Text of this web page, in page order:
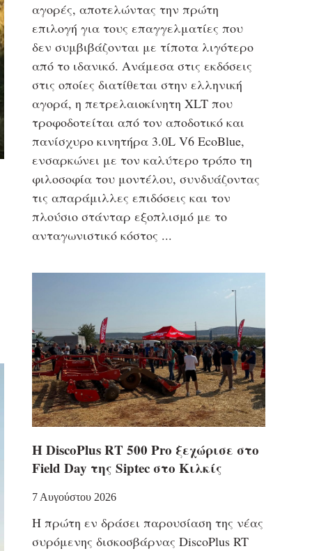
αγορές, αποτελώντας την πρώτη
επιλογή για τους επαγγελματίες που
δεν συμβιβάζονται με τίποτα λιγότερο
από το ιδανικό. Ανάμεσα στις εκδόσεις
στις οποίες διατίθεται στην ελληνική
αγορά, η πετρελαιοκίνητη XLT που
τροφοδοτείται από τον αποδοτικό και
πανίσχυρο κινητήρα 3.0L V6 EcoBlue,
ενσαρκώνει με τον καλύτερο τρόπο τη
φιλοσοφία του μοντέλου, συνδυάζοντας
τις απαράμιλλες επιδόσεις και τον
πλούσιο στάνταρ εξοπλισμό με το
ανταγωνιστικό κόστος
Η DiscoPlus RT 500 Pro ξεχώρισε στο
Field Day της Siptec στο Κιλκίς
7 Αυγούστου 2026
Η πρώτη εν δράσει παρουσίαση της νέας
συρόμενης δισκοσβάρνας DiscoPlus RT